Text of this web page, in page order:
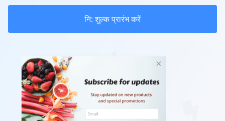
नि: शुल्क प्रारंभ करें